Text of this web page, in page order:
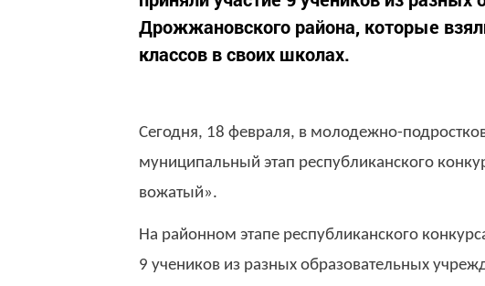
Дрожжановского района, которые
классов в своих школах.
Сегодня, 18 февраля, в молодежно-
муниципальный этап республиканского
вожатый».
На районном этапе республиканского
9 учеников из разных образовательных